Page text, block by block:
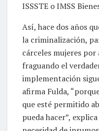
ISSSTE o IMSS
Así, hace dos años
la criminalización,
cárceles mujeres
fraguando el
implementación
afirma Fulda,
que esté permitido
pueda hacer”,